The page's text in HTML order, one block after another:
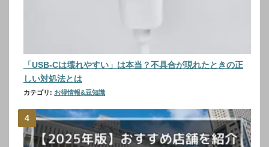
「USB-Cは壊れやすい」は本当？不具合が現れたときの正
しい対処法とは
カテゴリ: お得情報&豆知識